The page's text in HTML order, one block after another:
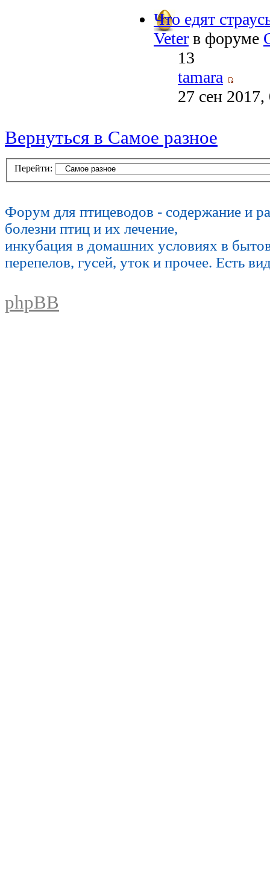
Что едят
Veter в форуме
13
tamara
27 сен 2017,
Вернуться в Самое разное
Перейти:
Форум для птицеводов - содержание и
болезни птиц и их лечение,
инкубация в домашних условиях в
перепелов, гусей, уток и прочее. Есть
phpBB